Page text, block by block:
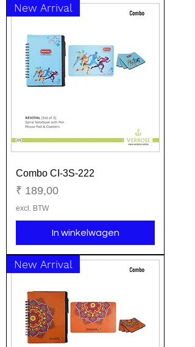
New Arrival
Combo CI-3S-222
Prijs
₹ 189,00
excl. BTW
In winkelwagen
New Arrival